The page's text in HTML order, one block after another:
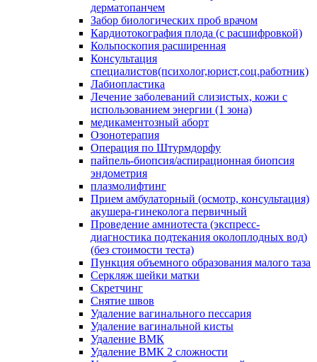
дерматопанчем
Забор биологических проб врачом
Кардиотокография плода (с расшифровкой)
Кольпоскопия расширенная
Консультация
специалистов(психолог,юрист,соц.работник)
Лабиопластика
Лечение заболеваний слизистых, кожи с
использованием энергии (1 зона)
медикаментозный аборт
Озонотерапия
Операция по Штурмдорфу
пайпель-биопсия/аспирационная биопсия
эндометрия
плазмолифтинг
Прием амбулаторный (осмотр, консультация)
акушера-гинеколога первичный
Проведение амниотеста (экспресс-
диагностика подтекания околоплодных вод)
(без стоимости теста)
Пункция объемного образования малого таза
Серкляж шейки матки
Скретчинг
Снятие швов
Удаление вагинального пессария
Удаление вагинальной кисты
Удаление ВМК
Удаление ВМК 2 сложности